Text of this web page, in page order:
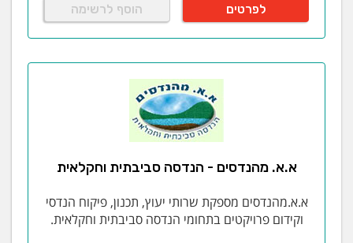
לפרטים הוסף לרשימה
א.א. מהנדסים - הנדסה סביבתית וחקלאית
א.א.מהנדסים מספקת שרותי יעוץ, תכנון, פיקוח הנדסי
וקידום פרויקטים בתחומי הנדסה סביבתית וחקלאית.